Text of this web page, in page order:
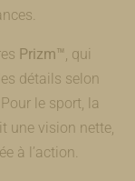
Prizm™, qui
détails selon
le sport, la
une vision nette,
à l’action.